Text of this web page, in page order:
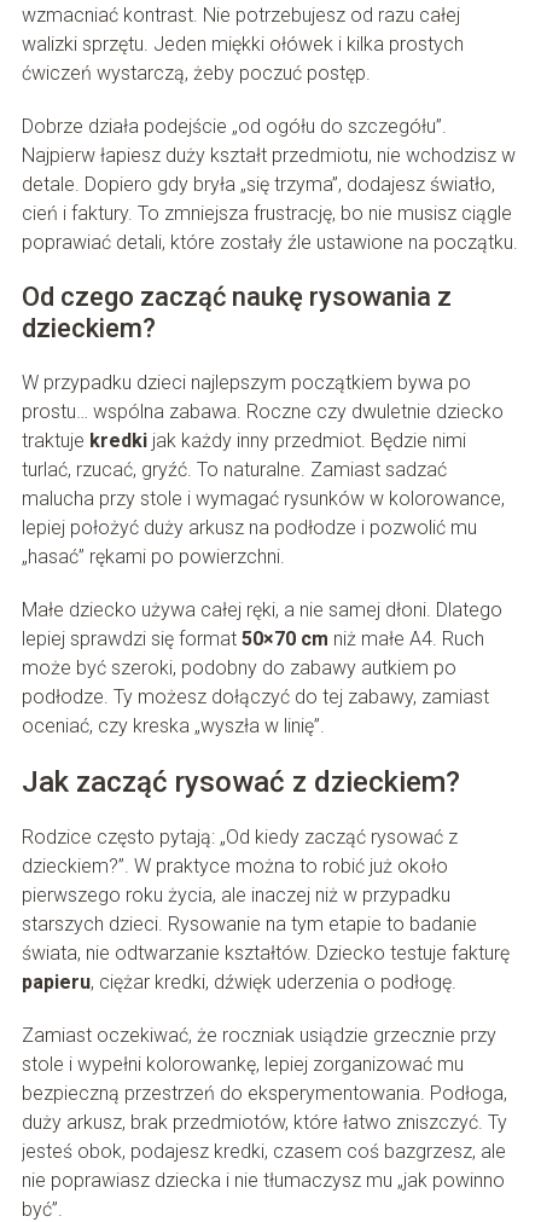
wzmacniać kontrast. Nie potrzebujesz od razu całej
walizki sprzętu. Jeden miękki ołówek i kilka prostych
ćwiczeń wystarczą, żeby poczuć postęp.
Dobrze działa podejście „od ogółu do szczegółu”.
Najpierw łapiesz duży kształt przedmiotu, nie wchodzisz w
detale. Dopiero gdy bryła „się trzyma”, dodajesz światło,
cień i faktury. To zmniejsza frustrację, bo nie musisz ciągle
poprawiać detali, które zostały źle ustawione na początku.
Od czego zacząć naukę rysowania z
dzieckiem?
W przypadku dzieci najlepszym początkiem bywa po
prostu… wspólna zabawa. Roczne czy dwuletnie dziecko
traktuje kredkijak każdy inny przedmiot. Będzie nimi
turlać, rzucać, gryźć. To naturalne. Zamiast sadzać
malucha przy stole i wymagać rysunków w kolorowance,
lepiej położyć duży arkusz na podłodze i pozwolić mu
„hasać” rękami po powierzchni.
Małe dziecko używa całej ręki, a nie samej dłoni. Dlatego
lepiej sprawdzi się format 50×70 cm niż małe A4. Ruch
może być szeroki, podobny do zabawy autkiem po
podłodze. Ty możesz dołączyć do tej zabawy, zamiast
oceniać, czy kreska „wyszła w linię”.
Jak zacząć rysować z dzieckiem?
Rodzice często pytają: „Od kiedy zacząć rysować z
dzieckiem?”. W praktyce można to robić już około
pierwszego roku życia, ale inaczej niż w przypadku
starszych dzieci. Rysowanie na tym etapie to badanie
świata, nie odtwarzanie kształtów. Dziecko testuje fakturę
papieru, ciężar kredki, dźwięk uderzenia o podłogę.
Zamiast oczekiwać, że roczniak usiądzie grzecznie przy
stole i wypełni kolorowankę, lepiej zorganizować mu
bezpieczną przestrzeń do eksperymentowania. Podłoga,
duży arkusz, brak przedmiotów, które łatwo zniszczyć. Ty
jesteś obok, podajesz kredki, czasem coś bazgrzesz, ale
nie poprawiasz dziecka i nie tłumaczysz mu „jak powinno
być”.